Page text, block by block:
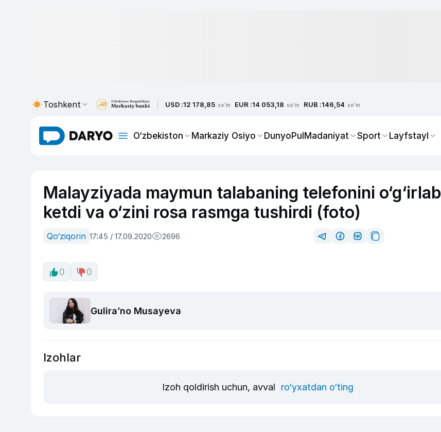
Toshkent USD :12 178,85 so'm EUR :14 053,18 so'm RUB :146,54 so'm
O‘zbekiston Markaziy Osiyo DunyoPulMadaniyat Sport Layfstayl
Malayziyada maymun talabaning telefonini o‘g‘irlab
ketdi va o‘zini rosa rasmga tushirdi (foto)
Qo‘ziqorin 17:45 / 17.09.2020 2696
0 0
Guliraʼno Musayeva
Izohlar
Izoh qoldirish uchun, avval ro‘yxatdan o‘ting